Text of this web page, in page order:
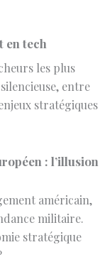
stratégiques
: l’illusion
militaire.
stratégique
cultures et